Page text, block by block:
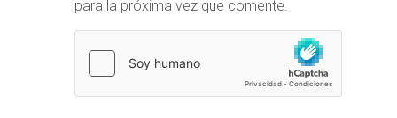
para la próxima vez que comente.